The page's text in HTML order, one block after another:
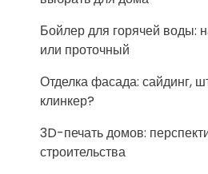
Бойлер для горячей воды:
или проточный
Отделка фасада: сайдинг,
клинкер?
3D-печать домов:
строительства